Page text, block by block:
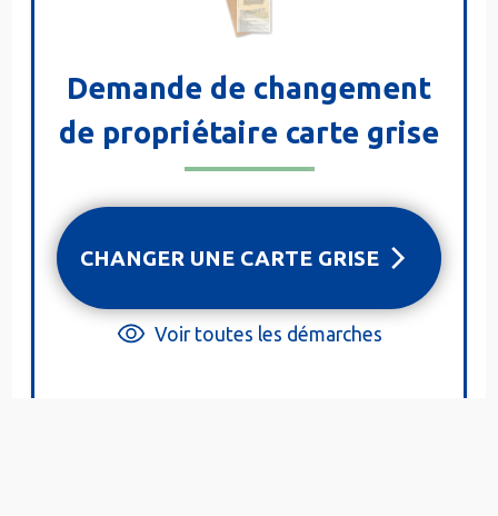
Demande de changement
de propriétaire carte grise
CHANGER UNE CARTE GRISE
Voir toutes les démarches